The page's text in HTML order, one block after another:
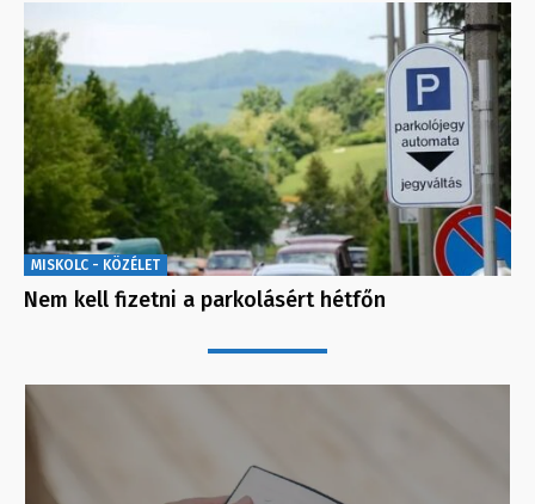
MISKOLC - KÖZÉLET
Nem kell fizetni a parkolásért hétfőn